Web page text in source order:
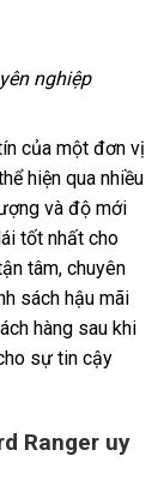
nghiệp
của một đơn vị
hiện qua nhiều
và độ mới
tốt nhất cho
tâm, chuyên
sách hậu mãi
hàng sau khi
sự tin cậy
Ranger uy